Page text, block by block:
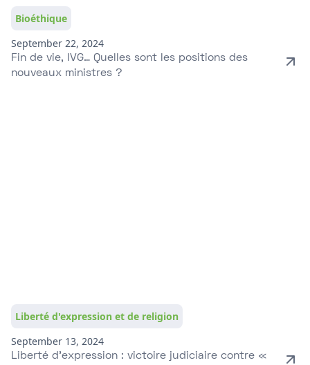
Bioéthique
September 22, 2024
Fin de vie, IVG… Quelles sont les positions des
nouveaux ministres ?
Liberté d'expression et de religion
September 13, 2024
Liberté d’expression : victoire judiciaire contre «